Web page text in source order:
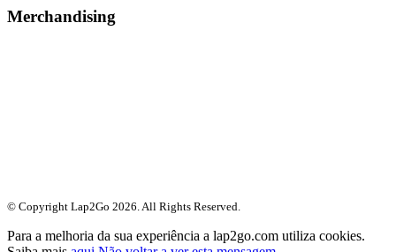
Merchandising
© Copyright Lap2Go 2026. All Rights Reserved.
Para a melhoria da sua experiência a lap2go.com utiliza cookies.